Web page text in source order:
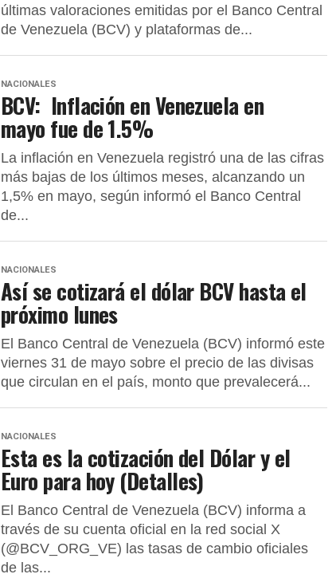
últimas valoraciones emitidas por el Banco Central
de Venezuela (BCV) y plataformas de...
NACIONALES
BCV: Inflación en Venezuela en
mayo fue de 1.5%
La inflación en Venezuela registró una de las cifras
más bajas de los últimos meses, alcanzando un
1,5% en mayo, según informó el Banco Central
de...
NACIONALES
Así se cotizará el dólar BCV hasta el
próximo lunes
El Banco Central de Venezuela (BCV) informó este
viernes 31 de mayo sobre el precio de las divisas
que circulan en el país, monto que prevalecerá...
NACIONALES
Esta es la cotización del Dólar y el
Euro para hoy (Detalles)
El Banco Central de Venezuela (BCV) informa a
través de su cuenta oficial en la red social X
(@BCV_ORG_VE) las tasas de cambio oficiales
de las...